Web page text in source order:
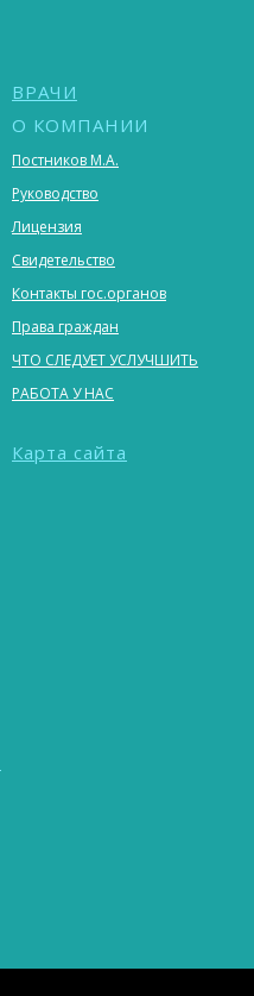
ВРАЧИ
О КОМПАНИИ
Постников М.А.
Руководство
Лицензия
Свидетельство
Контакты гос.органов
Права граждан
ЧТО СЛЕДУЕТ УСЛУЧШИТЬ
РАБОТА У НАС
Карта сайта